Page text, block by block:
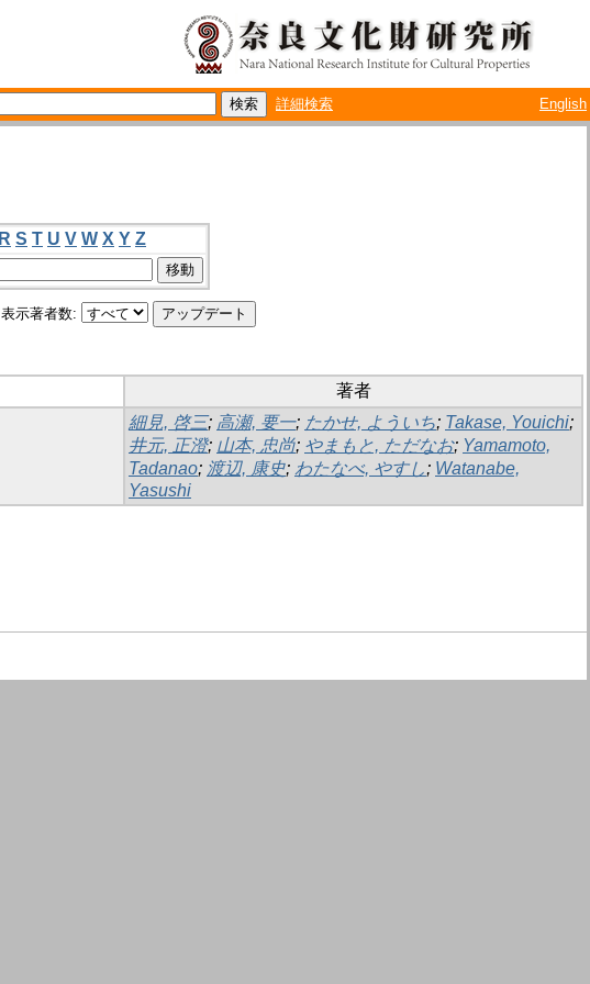
詳細検索 English
R S T U V W X Y Z
表示著者数:
著者
細見, 啓三; 高瀬, 要一; たかせ, よういち; Takase, Youichi;
井元, 正澄; 山本, 忠尚; やまもと, ただなお; Yamamoto,
Tadanao; 渡辺, 康史; わたなべ, やすし; Watanabe,
Yasushi